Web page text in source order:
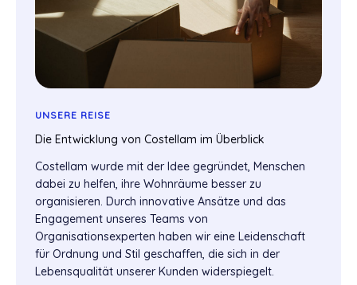
UNSERE REISE
Die Entwicklung von Costellam im Überblick
Costellam wurde mit der Idee gegründet, Menschen
dabei zu helfen, ihre Wohnräume besser zu
organisieren. Durch innovative Ansätze und das
Engagement unseres Teams von
Organisationsexperten haben wir eine Leidenschaft
für Ordnung und Stil geschaffen, die sich in der
Lebensqualität unserer Kunden widerspiegelt.